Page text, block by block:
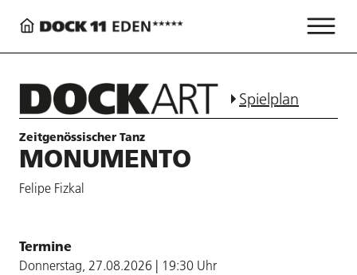
Spielplan
Zeitgenössischer Tanz
MONUMENTO
Felipe Fizkal
Termine
Donnerstag, 27.08.2026 | 19:30 Uhr